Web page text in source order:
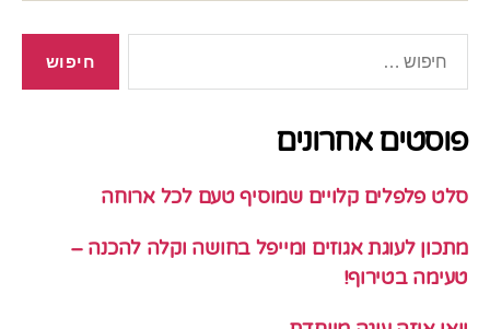
פוסטים אחרונים
סלט פלפלים קלויים שמוסיף טעם לכל ארוחה
מתכון לעוגת אגוזים ומייפל בחושה וקלה להכנה –
טעימה בטירוף!